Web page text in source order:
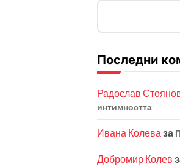
Последни
Радослав
интимността
Ивана Колеваза
Добромир Колев